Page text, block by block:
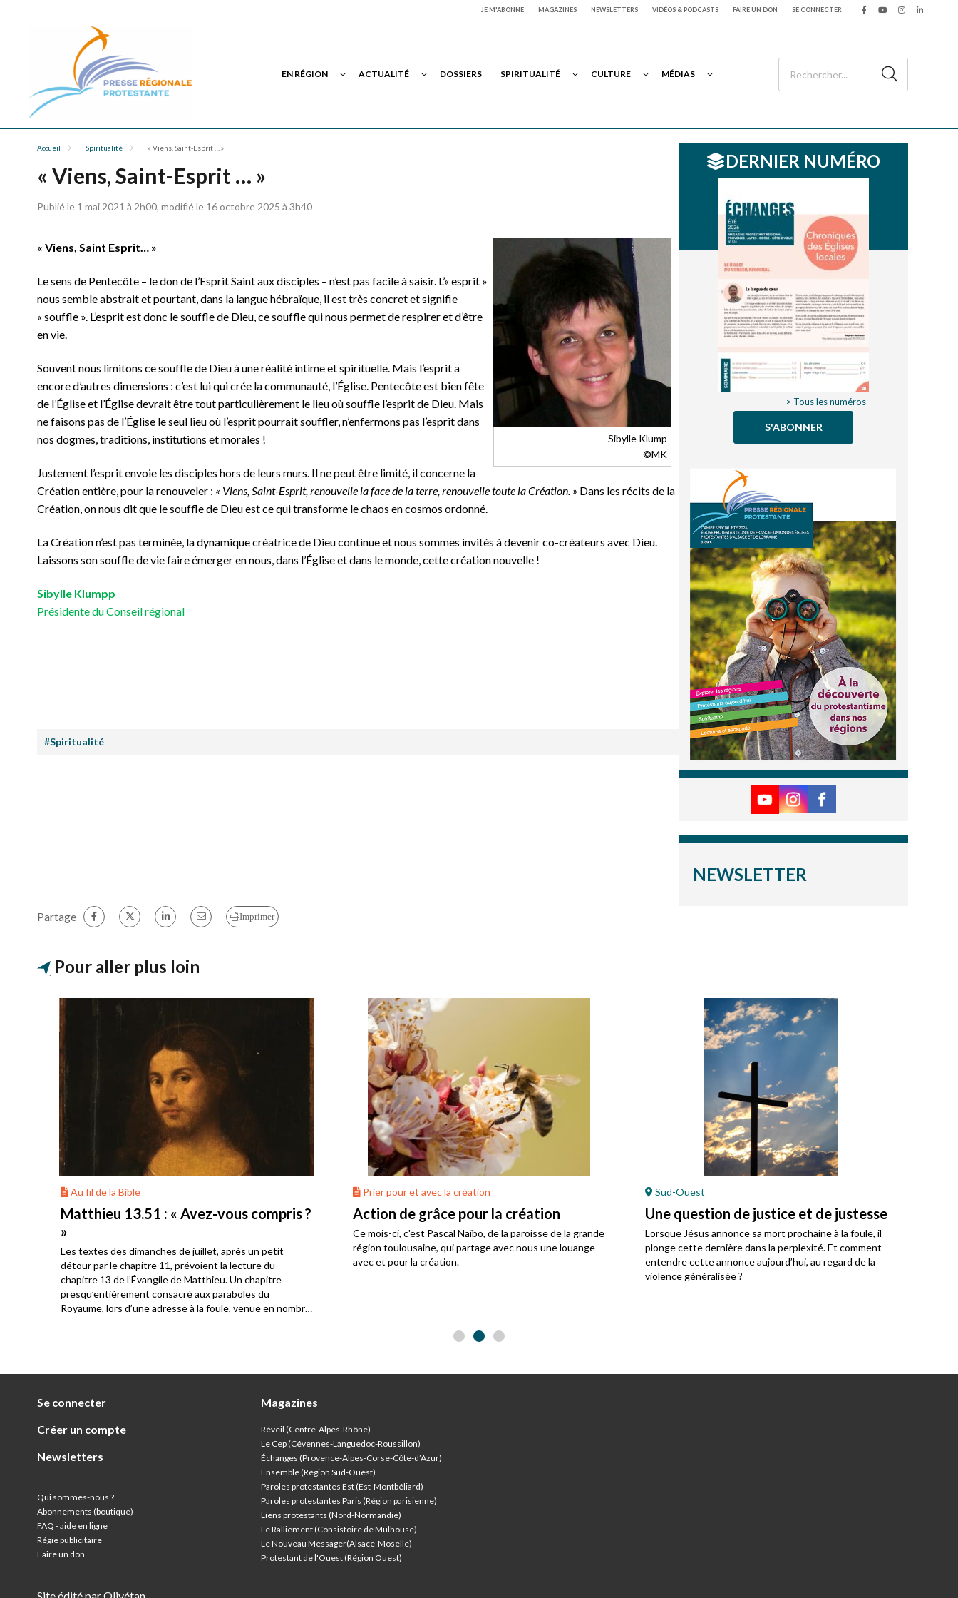
JE M'ABONNE MAGAZINES NEWSLETTERS VIDÉOS & PODCASTS FAIRE UN DON SE CONNECTER
EN RÉGION ACTUALITÉ DOSSIERS SPIRITUALITÉ CULTURE MÉDIAS
Accueil Spiritualité « Viens, Saint-Esprit … »
« Viens, Saint-Esprit … »
Publié le 1 mai 2021 à 2h00, modifié le 16 octobre 2025 à 3h40
Sibylle Klump
©MK
« Viens, Saint Esprit… »
Le sens de Pentecôte – le don de l’Esprit Saint aux disciples – n’est pas facile à saisir. L’« esprit »
nous semble abstrait et pourtant, dans la langue hébraïque, il est très concret et signifie
« souffle ». L’esprit est donc le souffle de Dieu, ce souffle qui nous permet de respirer et d’être
en vie.
Souvent nous limitons ce souffle de Dieu à une réalité intime et spirituelle. Mais l’esprit a
encore d’autres dimensions : c’est lui qui crée la communauté, l’Église. Pentecôte est bien fête
de l’Église et l’Église devrait être tout particulièrement le lieu où souffle l’esprit de Dieu. Mais
ne faisons pas de l’Église le seul lieu où l’esprit pourrait souffler, n’enfermons pas l’esprit dans
nos dogmes, traditions, institutions et morales !
Justement l’esprit envoie les disciples hors de leurs murs. Il ne peut être limité, il concerne la
Création entière, pour la renouveler : « Viens, Saint-Esprit, renouvelle la face de la terre, renouvelle toute la Création. » Dans les récits de la
Création, on nous dit que le souffle de Dieu est ce qui transforme le chaos en cosmos ordonné.
La Création n’est pas terminée, la dynamique créatrice de Dieu continue et nous sommes invités à devenir co-créateurs avec Dieu.
Laissons son souffle de vie faire émerger en nous, dans l’Église et dans le monde, cette création nouvelle !
Sibylle Klumpp
Présidente du Conseil régional
#Spiritualité
DERNIER NUMÉRO
> Tous les numéros
S'ABONNER
NEWSLETTER
Partage Imprimer
Pour aller plus loin
Au fil de la Bible
Matthieu 13.51 : « Avez-vous compris ?
»
Les textes des dimanches de juillet, après un petit
détour par le chapitre 11, prévoient la lecture du
chapitre 13 de l’Évangile de Matthieu. Un chapitre
presqu’entièrement consacré aux paraboles du
Royaume, lors d’une adresse à la foule, venue en nombre
Prier pour et avec la création
Action de grâce pour la création
Ce mois-ci, c'est Pascal Naïbo, de la paroisse de la grande
région toulousaine, qui partage avec nous une louange
avec et pour la création.
Sud-Ouest
Une question de justice et de justesse
Lorsque Jésus annonce sa mort prochaine à la foule, il
plonge cette dernière dans la perplexité. Et comment
entendre cette annonce aujourd’hui, au regard de la
violence généralisée ?
Se connecter
Créer un compte
Newsletters
Qui sommes-nous ?
Abonnements (boutique)
FAQ - aide en ligne
Régie publicitaire
Faire un don
Magazines
Réveil (Centre-Alpes-Rhône)
Le Cep (Cévennes-Languedoc-Roussillon)
Échanges (Provence-Alpes-Corse-Côte-d’Azur)
Ensemble (Région Sud-Ouest)
Paroles protestantes Est (Est-Montbéliard)
Paroles protestantes Paris (Région parisienne)
Liens protestants (Nord-Normandie)
Le Ralliement (Consistoire de Mulhouse)
Le Nouveau Messager(Alsace-Moselle)
Protestant de l'Ouest (Région Ouest)